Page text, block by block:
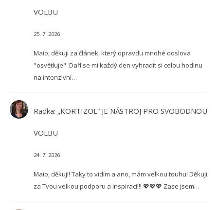
VOLBU
25. 7. 2026
Maio, děkuji za článek, který opravdu mnohé doslova
"osvětluje". Daří se mi každý den vyhradit si celou hodinu
na intenzivní…
Radka: „KORTIZOL“ JE NÁSTROJ PRO SVOBODNOU
VOLBU
24. 7. 2026
Maio, děkuji! Taky to vidím a ano, mám velkou touhu! Děkuji
za Tvou velkou podporu a inspiraci!!! 💖💖💖 Zase jsem…